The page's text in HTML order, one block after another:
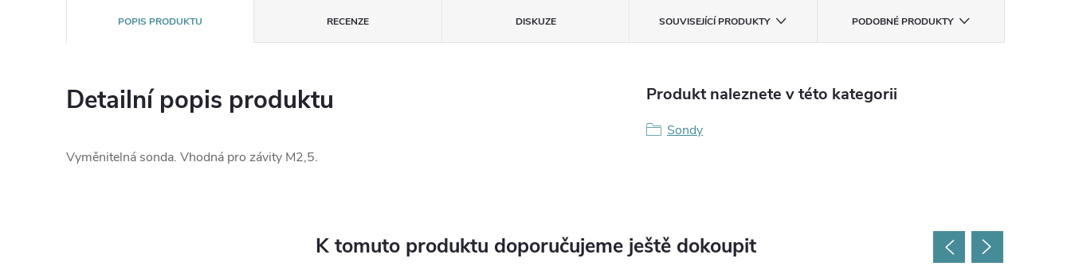
POPIS PRODUKTU RECENZE DISKUZE SOUVISEJÍCÍ PRODUKTY PODOBNÉ PRODUKTY
Detailní popis produktu
Vyměnitelná sonda. Vhodná pro závity M2,5.
Produkt naleznete v této kategorii
Sondy
K tomuto produktu doporučujeme ještě dokoupit